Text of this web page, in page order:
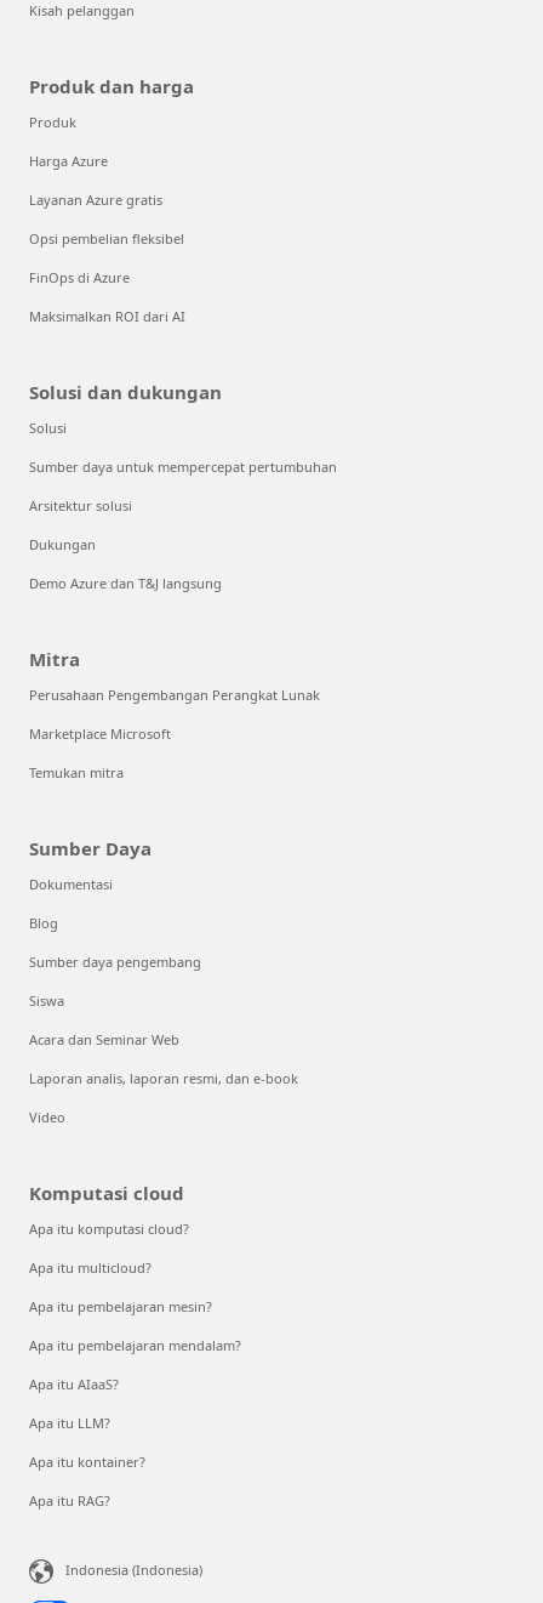
Kisah pelanggan
Produk dan harga
Produk
Harga Azure
Layanan Azure gratis
Opsi pembelian fleksibel
FinOps di Azure
Maksimalkan ROI dari AI
Solusi dan dukungan
Solusi
Sumber daya untuk mempercepat pertumbuhan
Arsitektur solusi
Dukungan
Demo Azure dan T&J langsung
Mitra
Perusahaan Pengembangan Perangkat Lunak
Marketplace Microsoft
Temukan mitra
Sumber Daya
Dokumentasi
Blog
Sumber daya pengembang
Siswa
Acara dan Seminar Web
Laporan analis, laporan resmi, dan e-book
Video
Komputasi cloud
Apa itu komputasi cloud?
Apa itu multicloud?
Apa itu pembelajaran mesin?
Apa itu pembelajaran mendalam?
Apa itu AIaaS?
Apa itu LLM?
Apa itu kontainer?
Apa itu RAG?
Indonesia (Indonesia)